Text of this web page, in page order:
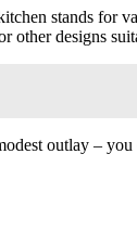
stands for
other designs
outlay –